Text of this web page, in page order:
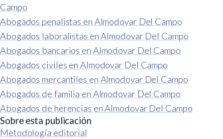
Campo
Abogados penalistas en Almodovar Del Campo
Abogados laboralistas en Almodovar Del Campo
Abogados bancarios en Almodovar Del Campo
Abogados civiles en Almodovar Del Campo
Abogados mercantiles en Almodovar Del Campo
Abogados de familia en Almodovar Del Campo
Abogados de herencias en Almodovar Del Campo
Sobre esta publicación
Metodología editorial